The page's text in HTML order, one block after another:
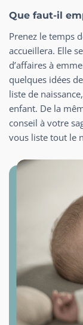
Que faut-il
Prenez le temps
accueillera. Elle
d’affaires à
quelques idées
liste de
enfant. De la
conseil à votre
vous liste tout le